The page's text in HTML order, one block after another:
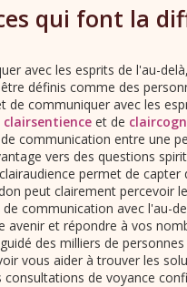
qui font la
avec les esprits de l'au-
définis comme des
communiquer avec les
clairsentience et de
communication entre une
vers des questions
permet de
peut clairement percevoir
communication avec l'au-
avenir et répondre à vos
des milliers de
vous aider à trouver les
de voyance